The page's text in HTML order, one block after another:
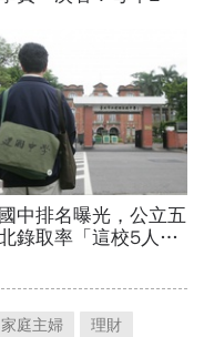
家庭主婦 理財